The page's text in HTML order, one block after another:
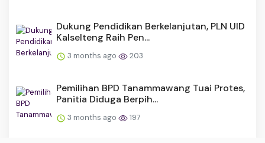
Dukung Pendidikan Berkelanjutan, PLN UID
Kalselteng Raih Pen...
3 months ago 203
Pemilihan BPD Tanammawang Tuai Protes,
Panitia Diduga Berpih...
3 months ago 197